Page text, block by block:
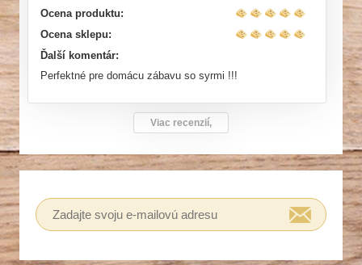
Ocena produktu:
Ocena sklepu:
Ďalší komentár:
Perfektné pre domácu zábavu so syrmi !!!
Viac recenzií,